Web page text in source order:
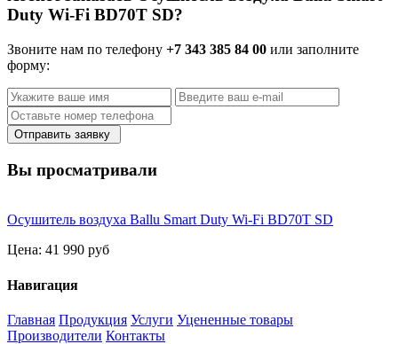
Duty Wi-Fi BD70T SD?
Звоните нам по телефону +7 343 385 84 00 или заполните
форму:
Отправить заявку
Вы просматривали
Осушитель воздуха Ballu Smart Duty Wi-Fi BD70T SD
Цена: 41 990 руб
Навигация
Главная Продукция Услуги Уцененные товары
Производители Контакты